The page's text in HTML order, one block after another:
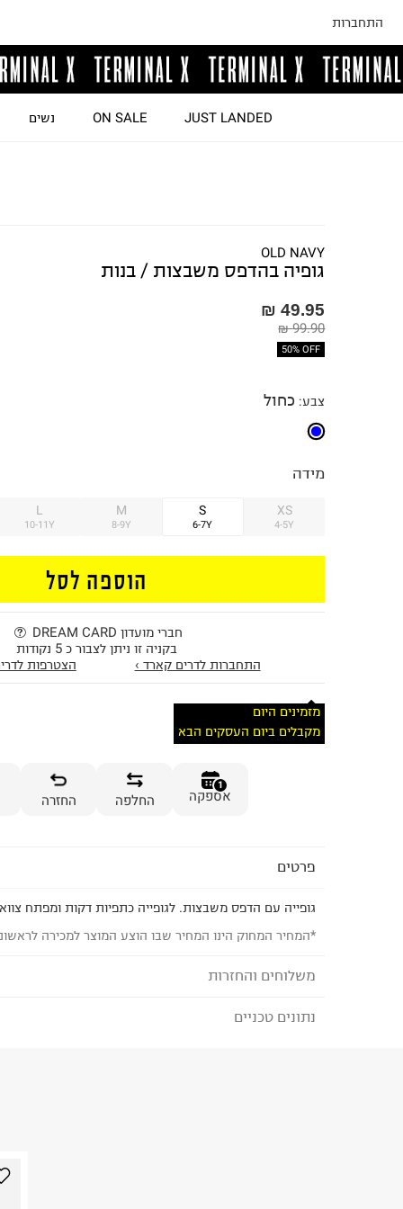
התחברות
JUST LANDED
ON SALE נשים
OLD NAVY
גופיה בהדפס משבצות / בנות
49.95 ₪
99.90 ₪
50% OFF
צבע: כחול
מידה
XS
4-5Y
S
6-7Y
M
8-9Y
L
10-11Y
הוספה לסל
חברי מועדון DREAM CARD
בקניה זו ניתן לצבור כ 5 נקודות
התחברות לדרים קארד ›
הצטרפות
מזמינים היום
מקבלים ביום העסקים הבא
1
אספקה החלפה החזרה
פרטים
גופייה עם הדפס משבצות. לגופייה כתפיות דקות ומפתח
*המחיר המחוק הינו המחיר שבו הוצע המוצר למכירה
משלוחים והחזרות
לבחירת בשיטת המשלוח המתאימה לכם,
לפני החזרת החבילה, חשוב להדביק את מדבקת
נתונים טכניים